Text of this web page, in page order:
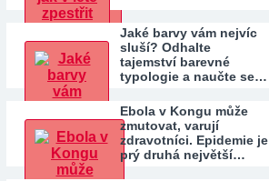
Jaké barvy vám nejvíc
sluší? Odhalte
tajemství barevné
typologie a naučte se…
Ebola v Kongu může
zmutovat, varují
zdravotníci. Epidemie je
prý druhá největší…